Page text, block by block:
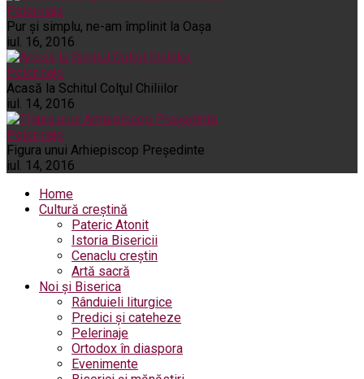
Pelerinaje
Pur şi simplu, ne-am împlinit la Oaşa
iul. 16, 2016
Pelerinaje
Acasă la Schitul Colţul Chiliilor
iul. 14, 2016
Pelerinaje
Figura unui Arhiepiscop Preşedinte
iul. 14, 2016
Home
Cultură creștină
Pateric Atonit
Istoria Bisericii
Cenaclu creștin
Artă sacră
Noi și Biserica
Rânduieli liturgice
Predici și cateheze
Pelerinaje
Ortodox în diaspora
Evenimente